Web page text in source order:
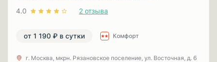
4.0 2 отзыва
от 1 190 ₽ в сутки Комфорт
г. Москва, мкрн. Рязановское поселение, ул. Восточная, д. 6